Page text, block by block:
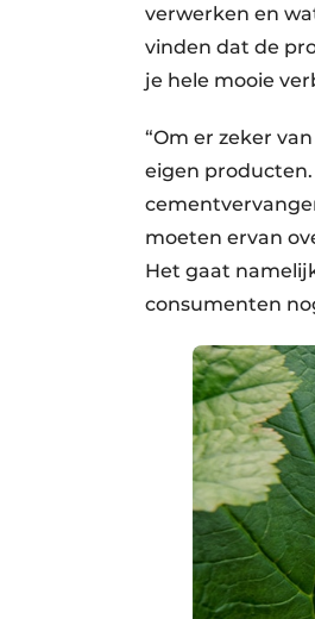
verwerken en
vinden dat de
je hele mooie
“Om er zeker
eigen
moeten ervan
Het gaat
consumenten